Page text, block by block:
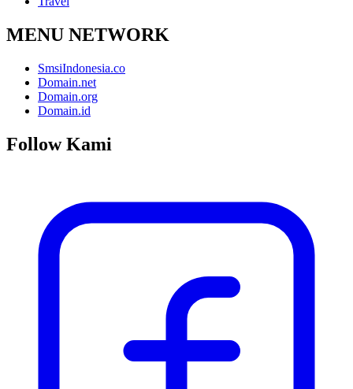
MENU NETWORK
SmsiIndonesia.co
Domain.net
Domain.org
Domain.id
Follow Kami